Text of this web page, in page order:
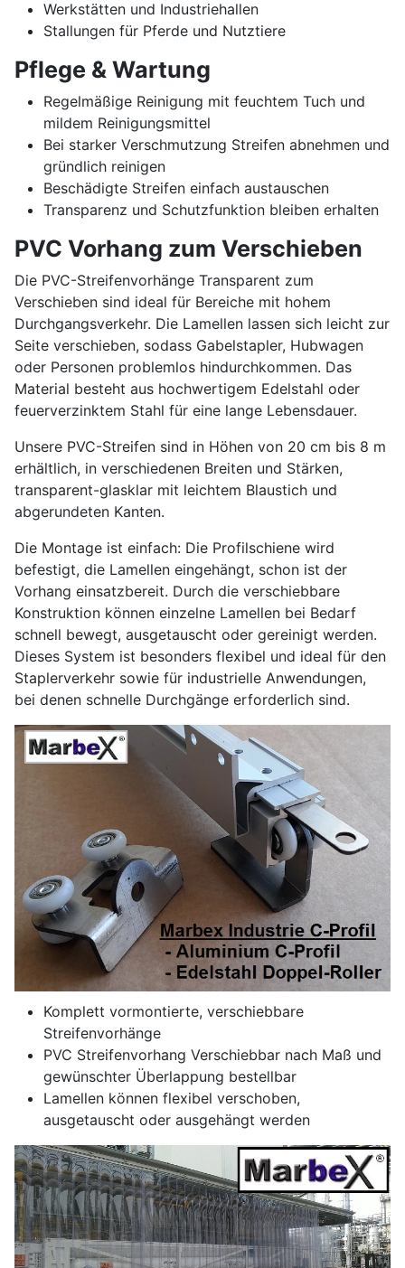
Werkstätten und Industriehallen
Stallungen für Pferde und Nutztiere
Pflege & Wartung
Regelmäßige Reinigung mit feuchtem Tuch und
mildem Reinigungsmittel
Bei starker Verschmutzung Streifen abnehmen und
gründlich reinigen
Beschädigte Streifen einfach austauschen
Transparenz und Schutzfunktion bleiben erhalten
PVC Vorhang zum Verschieben
Die PVC-Streifenvorhänge Transparent zum
Verschieben sind ideal für Bereiche mit hohem
Durchgangsverkehr. Die Lamellen lassen sich leicht zur
Seite verschieben, sodass Gabelstapler, Hubwagen
oder Personen problemlos hindurchkommen. Das
Material besteht aus hochwertigem Edelstahl oder
feuerverzinktem Stahl für eine lange Lebensdauer.
Unsere PVC-Streifen sind in Höhen von 20 cm bis 8 m
erhältlich, in verschiedenen Breiten und Stärken,
transparent-glasklar mit leichtem Blaustich und
abgerundeten Kanten.
Die Montage ist einfach: Die Profilschiene wird
befestigt, die Lamellen eingehängt, schon ist der
Vorhang einsatzbereit. Durch die verschiebbare
Konstruktion können einzelne Lamellen bei Bedarf
schnell bewegt, ausgetauscht oder gereinigt werden.
Dieses System ist besonders flexibel und ideal für den
Staplerverkehr sowie für industrielle Anwendungen,
bei denen schnelle Durchgänge erforderlich sind.
Komplett vormontierte, verschiebbare
Streifenvorhänge
PVC Streifenvorhang Verschiebbar nach Maß und
gewünschter Überlappung bestellbar
Lamellen können flexibel verschoben,
ausgetauscht oder ausgehängt werden